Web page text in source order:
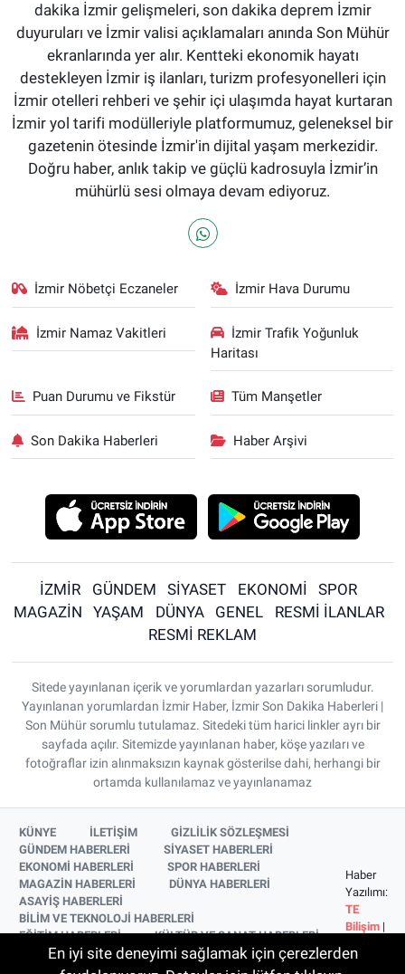
dakika İzmir gelişmeleri, son dakika deprem İzmir
duyuruları ve İzmir valisi açıklamaları anında Son Mühür
ekranlarında yer alır. Kentteki ekonomik hayatı
destekleyen İzmir iş ilanları, turizm profesyonelleri için
İzmir otelleri rehberi ve şehir içi ulaşımda hayat kurtaran
İzmir yol tarifi modülleriyle platformumuz, geleneksel bir
gazetenin ötesinde İzmir'in dijital yaşam merkezidir.
Doğru haber, anlık takip ve güçlü kadrosuyla İzmir’in
mühürlü sesi olmaya devam ediyoruz.
İzmir Nöbetçi Eczaneler İzmir Hava Durumu
İzmir Namaz Vakitleri
İzmir Trafik Yoğunluk
Haritası
Puan Durumu ve Fikstür Tüm Manşetler
Son Dakika Haberleri Haber Arşivi
İZMİR GÜNDEM SİYASET EKONOMİ
SPOR
MAGAZİN
YAŞAM DÜNYA GENEL
RESMİ İLANLAR
RESMİ REKLAM
Sitede yayınlanan içerik ve yorumlardan yazarları sorumludur.
Yayınlanan yorumlardan İzmir Haber, İzmir Son Dakika Haberleri |
Son Mühür sorumlu tutulamaz. Sitedeki tüm harici linkler ayrı bir
sayfada açılır. Sitemizde yayınlanan haber, köşe yazıları ve
fotoğraflar izin alınmaksızın kaynak gösterilse dahi, herhangi bir
ortamda kullanılamaz ve yayınlanamaz
KÜNYE İLETİŞİM
GİZLİLİK SÖZLEŞMESİ
GÜNDEM HABERLERİ
SİYASET HABERLERİ
EKONOMİ HABERLERİ
SPOR HABERLERİ
MAGAZİN HABERLERİ
DÜNYA HABERLERİ
ASAYİŞ HABERLERİ
BİLİM VE TEKNOLOJİ HABERLERİ
EĞİTİM HABERLERİ
KÜLTÜR VE SANAT HABERLERİ
SAĞLIK HABERLERİ
YAŞAM HABERLERİ
YEREL HABERLER
İZMİR HABERLERİ
Haber
Yazılımı:
TE
Bilişim |
© 2026
En iyi site deneyimi sağlamak için çerezlerden